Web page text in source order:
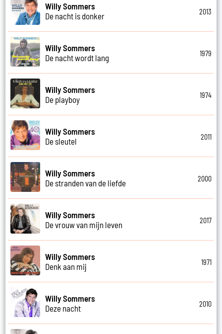
Willy Sommers
De nacht is donker
2013
Willy Sommers
De nacht wordt lang
1979
Willy Sommers
De playboy
1974
Willy Sommers
De sleutel
2011
Willy Sommers
De stranden van de liefde
2000
Willy Sommers
De vrouw van mijn leven
2017
Willy Sommers
Denk aan mij
1971
Willy Sommers
Deze nacht
2010